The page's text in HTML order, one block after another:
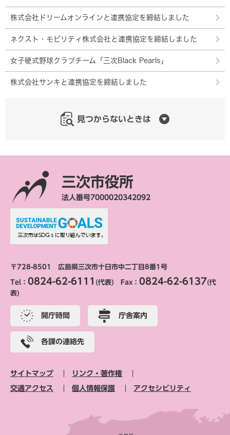
株式会社ドリームオンラインと連携協定を締結しました
ネクスト・モビリティ株式会社と連携協定を締結しました
女子硬式野球クラブチーム「三次Black Pearls」
株式会社サンキと連携協定を締結しました
見つからないときは
三次市役所
法人番号7000020342092
〒728-8501 広島県三次市十日市中二丁目8番1号
Tel： 0824-62-6111 (代表) Fax： 0824-62-6137(代
表)
開庁時間 庁舎案内
各課の連絡先
サイトマップ リンク・著作権
交通アクセス 個人情報保護 アクセシビリティ